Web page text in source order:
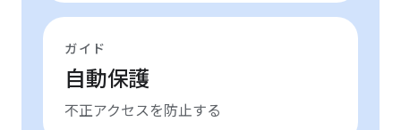
ガイド
自動保護
不正アクセスを防止する